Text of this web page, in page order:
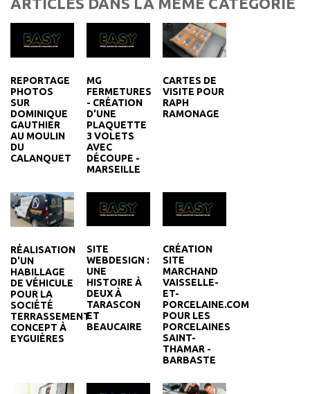
REPORTAGE
PHOTOS
SUR
DOMINIQUE
GAUTHIER
AU MOULIN
DU
CALANQUET
MG
FERMETURES
- CRÉATION
D'UNE
PLAQUETTE
3 VOLETS
AVEC
DÉCOUPE -
MARSEILLE
CARTES DE
VISITE POUR
RAPH
RAMONAGE
RÉALISATION
D'UN
HABILLAGE
DE VÉHICULE
POUR LA
SOCIÉTÉ
TERRASSEMENT
CONCEPT À
EYGUIÈRES
SITE
WEBDESIGN :
UNE
HISTOIRE À
DEUX À
TARASCON
ET
BEAUCAIRE
CRÉATION
SITE
MARCHAND
VAISSELLE-
ET-
PORCELAINE.COM
POUR LES
PORCELAINES
SAINT-
THAMAR -
BARBASTE